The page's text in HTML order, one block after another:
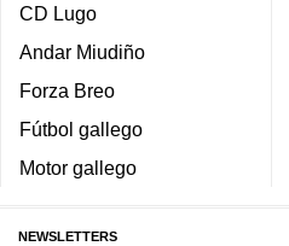
CD Lugo
Andar Miudiño
Forza Breo
Fútbol gallego
Motor gallego
NEWSLETTERS